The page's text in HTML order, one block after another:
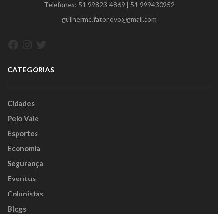
Telefones: 51 99823-4869 | 51 999430952
guilherme.fatonovo@gmail.com
CATEGORIAS
Cidades
Pelo Vale
Esportes
Economia
Segurança
Eventos
Colunistas
Blogs